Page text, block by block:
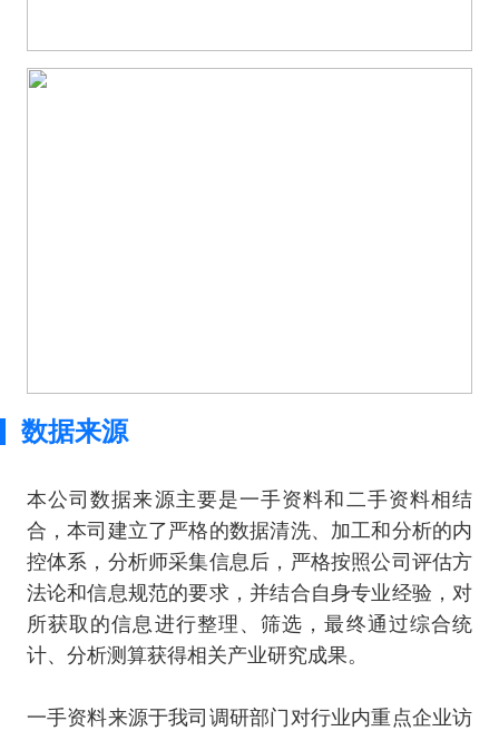
数据来源
本公司数据来源主要是一手资料和二手资料相结
合，本司建立了严格的数据清洗、加工和分析的内
控体系，分析师采集信息后，严格按照公司评估方
法论和信息规范的要求，并结合自身专业经验，对
所获取的信息进行整理、筛选，最终通过综合统
计、分析测算获得相关产业研究成果。
一手资料来源于我司调研部门对行业内重点企业访